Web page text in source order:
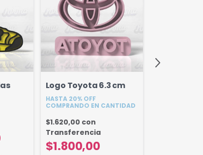
Logo Toyota 6.3 cm
HASTA 20% OFF
COMPRANDO EN CANTIDAD
$1.800,00
$1.620,00 con
Transferencia